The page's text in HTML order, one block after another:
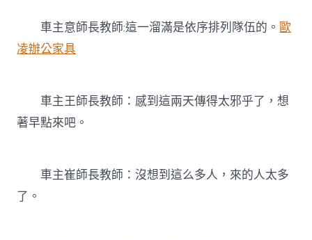
車主意師長教師:這一溜滿是依序排列隊伍的。歐
凌辦公家具
車主王師長教師：感到這兩天傳得太邪乎了，想
著早點來吧。
車主崔師長教師：沒想到這么多人，來的人太多
了。